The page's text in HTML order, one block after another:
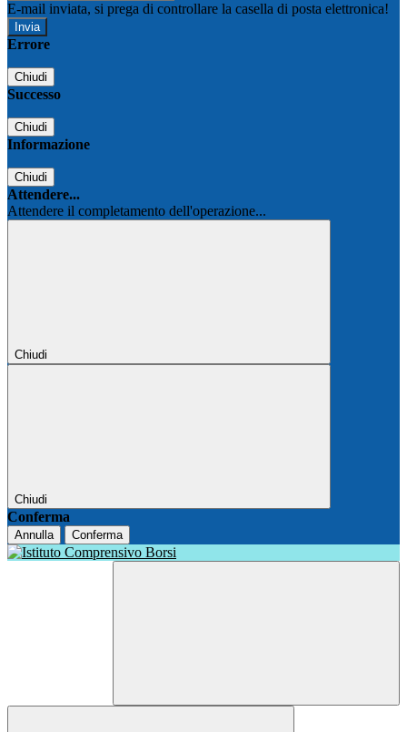
E-mail inviata, si prega di controllare la casella di posta elettronica!
Errore
Chiudi
Successo
Chiudi
Informazione
Chiudi
Attendere...
Attendere il completamento dell'operazione...
Chiudi
Chiudi
Conferma
Annulla Conferma